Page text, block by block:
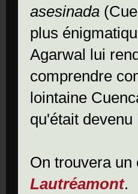
asesinada
plus
Agarwal lui
comprendre
lointaine
qu'était
On trouvera
Lautréamont.